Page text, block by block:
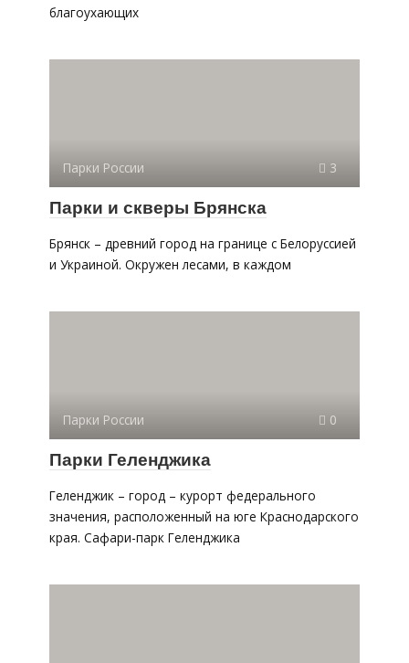
благоухающих
Парки России 3
Парки и скверы Брянска
Брянск – древний город на границе с Белоруссией
и Украиной. Окружен лесами, в каждом
Парки России 0
Парки Геленджика
Геленджик – город – курорт федерального
значения, расположенный на юге Краснодарского
края. Сафари-парк Геленджика